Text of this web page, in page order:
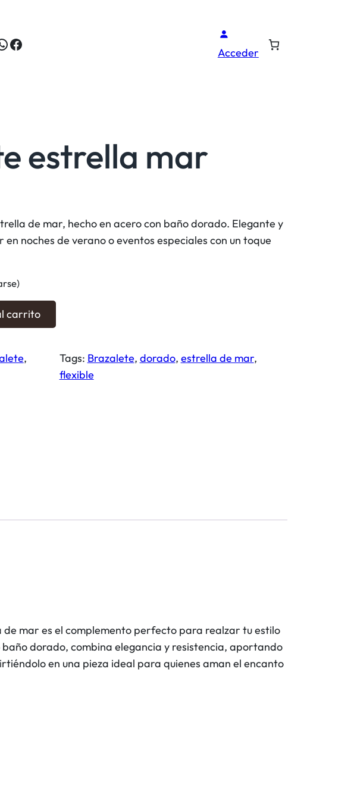
Facebook Acceder
estrella mar
de mar, hecho en acero con baño dorado. Elegante y
noches de verano o eventos especiales con un toque
carrito
Tags: Brazalete, dorado, estrella de mar
flexible
mar es el complemento perfecto para realzar tu estilo
dorado, combina elegancia y resistencia, aportando
en una pieza ideal para quienes aman el encanto